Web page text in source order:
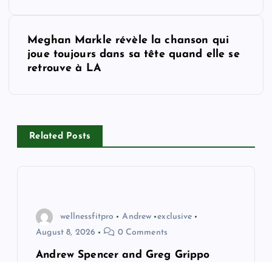
v
Meghan Markle révèle la chanson qui
joue toujours dans sa tête quand elle se
retrouve à LA
Related Posts
wellnessfitpro Andrew
exclusive
August 8, 2026
0 Comments
Andrew Spencer and Greg Grippo